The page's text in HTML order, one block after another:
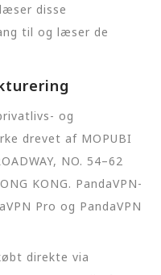
disse
til og læser de
og
drevet af MOPUBI
NO. 54–62
KONG. PandaVPN-
Pro og PandaVPN
direkte via